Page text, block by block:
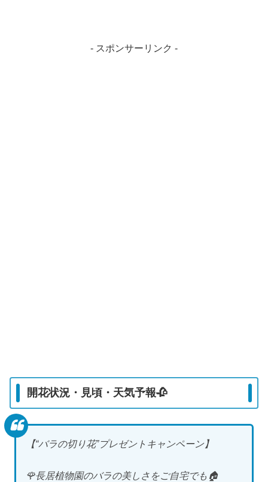
- スポンサーリンク -
開花状況・見頃・天気予報🥀
【“バラの切り花”プレゼントキャンペーン】
🌹長居植物園のバラの美しさをご自宅でも🏠